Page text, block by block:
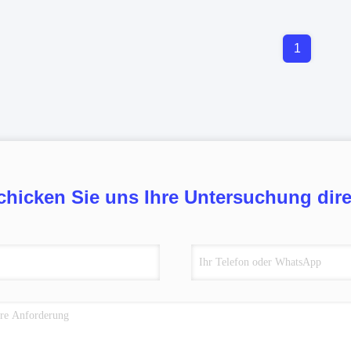
1
Sie uns Ihre Untersuchung